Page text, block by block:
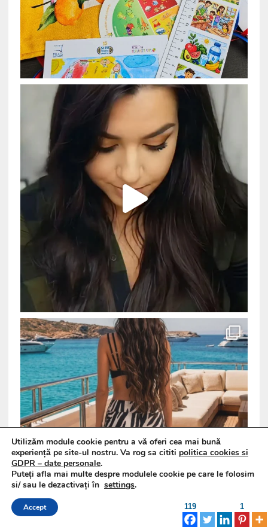
119 1
Utilizăm module cookie pentru a vă oferi cea mai bună
experiență pe site-ul nostru. Va rog sa cititi politica cookies si
GDPR – date personale.
Puteți afla mai multe despre modulele cookie pe care le folosim
si/ sau le dezactivați în settings.
Accept